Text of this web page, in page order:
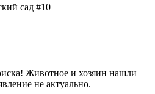
сад #10